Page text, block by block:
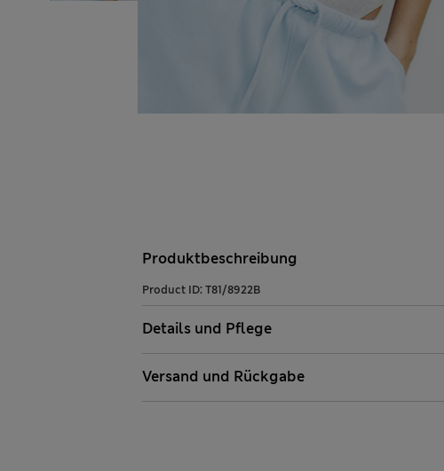
Produktbeschreibung
Product ID: T81/8922B
Details und Pflege
Versand und Rückgabe